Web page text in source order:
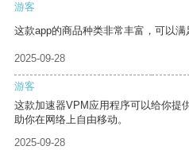
游客
这款app的商品种类非常丰富，可以满
2025-09-28
游客
这款加速器VPM应用程序可以给你提
助你在网络上自由移动。
2025-09-28